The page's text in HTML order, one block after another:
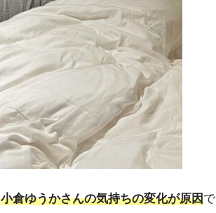
小倉ゆうかさんの気持ちの変化が原因で